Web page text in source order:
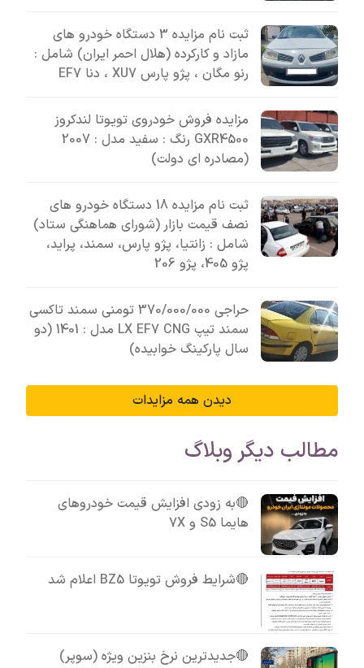
ثبت نام مزایده 3 دستگاه خودرو های
مازاد و کارکرده (هلال احمر ایران) شامل :
رنو مگان ، پژو پارس XU7 ، دنا EF7
مزایده فروش خودروی تویوتا لندکروز
GXR4500 رنگ : سفید مدل : 2007
(مصادره ای دولت)
ثبت نام مزایده 18 دستگاه خودرو های
نصف قیمت بازار (شورای هماهنگی ستاد)
شامل : زانتیا، پژو پارس، سمند، پراید،
پژو 405، پژو 206
حراجی 370/000/000 تومنی سمند تاکسی
سمند تیپ LX EF7 CNG مدل : 1401 (دو
سال پارکینگ خوابیده)
دیدن همه مزایدات
مطالب دیگر وبلاگ
🔴به زودی افزایش قیمت خودروهای
هایما S5 و 7X
🔴شرایط فروش تویوتا BZ5 اعلام شد
🔴جدیدترین نرخ بنزین ویژه (سوپر)